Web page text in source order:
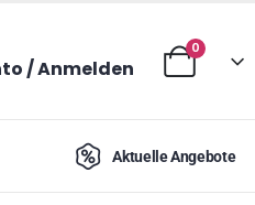
/ Anmelden
0
Aktuelle Angebote